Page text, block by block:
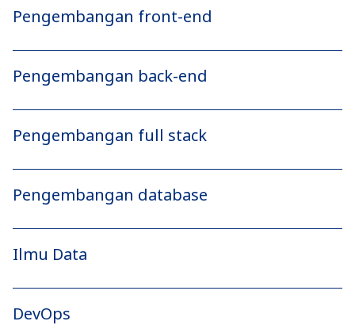
Pengembangan front-end
Pengembangan back-end
Pengembangan full stack
Pengembangan database
Ilmu Data
DevOps